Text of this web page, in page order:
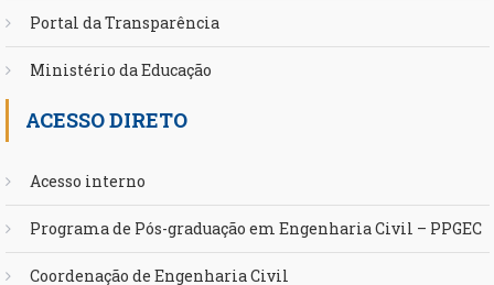
Portal da Transparência
Ministério da Educação
ACESSO DIRETO
Acesso interno
Programa de Pós-graduação em Engenharia Civil – PPGEC
Coordenação de Engenharia Civil